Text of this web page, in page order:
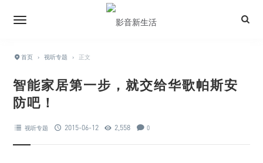
首页 › 视听专题 › 正文
智能家居第一步，就交给华歌帕斯安
防吧！
视听专题 2015-06-12 2,558 0